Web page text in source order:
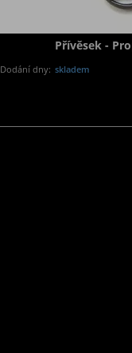
Přívěsek -
Dodání dny: skladem